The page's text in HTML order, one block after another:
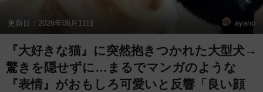
更新日： 2026年06月11日 ayano
『大好きな猫』に突然抱きつかれた大型犬→
驚きを隠せずに…まるでマンガのような
『表情』がおもしろ可愛いと反響「良い顔